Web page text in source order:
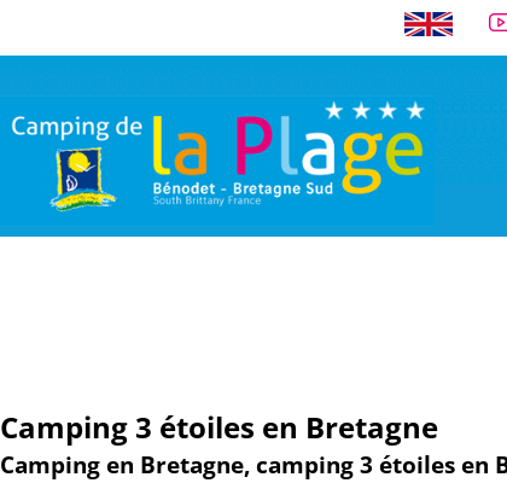
Camping 3 étoiles en Bretagne
Camping en Bretagne, camping 3 étoiles en